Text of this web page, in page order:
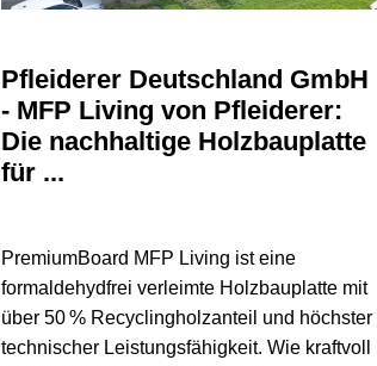
Pfleiderer Deutschland GmbH
- MFP Living von Pfleiderer:
Die nachhaltige Holzbauplatte
für ...
PremiumBoard MFP Living ist eine
formaldehydfrei verleimte Holzbauplatte mit
über 50 % Recyclingholzanteil und höchster
technischer Leistungsfähigkeit. Wie kraftvoll